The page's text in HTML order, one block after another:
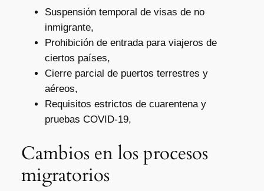
Suspensión temporal de visas de no
inmigrante,
Prohibición de entrada para viajeros de
ciertos países,
Cierre parcial de puertos terrestres y
aéreos,
Requisitos estrictos de cuarentena y
pruebas COVID-19,
Cambios en los procesos
migratorios